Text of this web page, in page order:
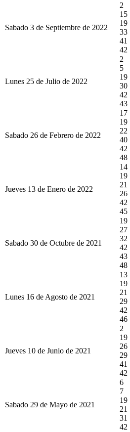
Sabado 3 de Septiembre de 2022
2
15
19
33
41
42
Lunes 25 de Julio de 2022
2
5
19
30
42
43
Sabado 26 de Febrero de 2022
17
19
22
40
42
48
Jueves 13 de Enero de 2022
14
19
21
26
42
45
Sabado 30 de Octubre de 2021
19
27
32
42
43
48
Lunes 16 de Agosto de 2021
13
19
21
29
42
46
Jueves 10 de Junio de 2021
2
19
26
29
41
42
Sabado 29 de Mayo de 2021
6
7
19
21
31
42